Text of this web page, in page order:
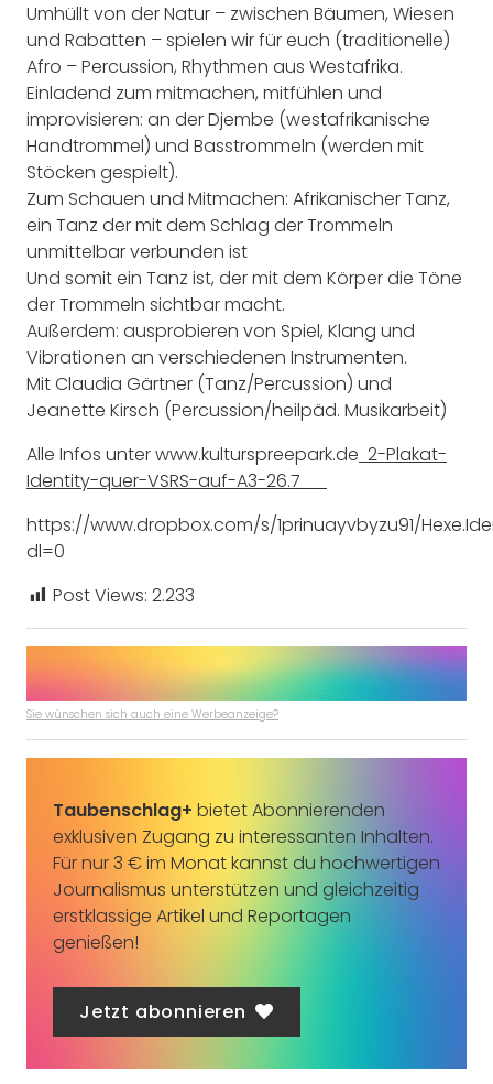
Umhüllt von der Natur – zwischen Bäumen, Wiesen
und Rabatten – spielen wir für euch (traditionelle)
Afro – Percussion, Rhythmen aus Westafrika.
Einladend zum mitmachen, mitfühlen und
improvisieren: an der Djembe (westafrikanische
Handtrommel) und Basstrommeln (werden mit
Stöcken gespielt).
Zum Schauen und Mitmachen: Afrikanischer Tanz,
ein Tanz der mit dem Schlag der Trommeln
unmittelbar verbunden ist
Und somit ein Tanz ist, der mit dem Körper die Töne
der Trommeln sichtbar macht.
Außerdem: ausprobieren von Spiel, Klang und
Vibrationen an verschiedenen Instrumenten.
Mit Claudia Gärtner (Tanz/Percussion) und
Jeanette Kirsch (Percussion/heilpäd. Musikarbeit)
Alle Infos unter www.kulturspreepark.de 2-Plakat-
Identity-quer-VSRS-auf-A3-26.7
https://www.dropbox.com/s/1prinuayvbyzu91/
dl=0
Post Views: 2.233
Sie wünschen sich auch eine Werbeanzeige?
Taubenschlag+ bietet Abonnierenden
exklusiven Zugang zu interessanten Inhalten.
Für nur 3 € im Monat kannst du hochwertigen
Journalismus unterstützen und gleichzeitig
erstklassige Artikel und Reportagen
genießen!
Jetzt abonnieren